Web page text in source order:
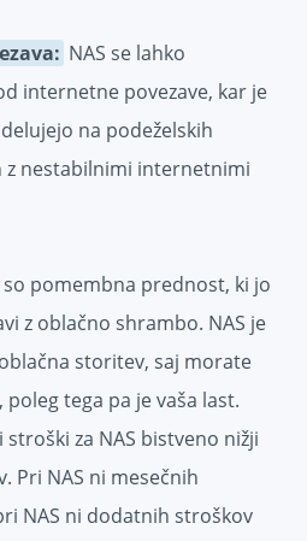
NAS se lahko
internetne povezave, kar je
na podeželskih
nestabilnimi internetnimi
pomembna prednost, ki jo
z oblačno shrambo. NAS je
storitev, saj morate
tega pa je vaša last.
za NAS bistveno nižji
Pri NAS ni mesečnih
NAS ni dodatnih stroškov